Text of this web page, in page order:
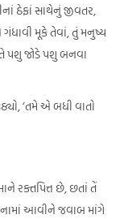
ઠેફાં સાથેનું જીવતર,
મૂકે તેવાં, તું મનુષ્ય
પશુ જોડે પશુ બનવા
‘તમે એ બધી વાતો
રક્તપિત્ત છે, છતાં તેં
આવીને જવાબ માંગે